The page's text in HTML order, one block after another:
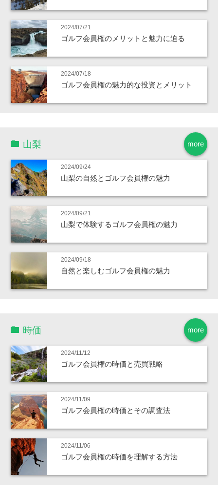
2024/07/21
ゴルフ会員権のメリットと魅力に迫る
2024/07/18
ゴルフ会員権の魅力的な投資とメリット
more
山梨
2024/09/24
山梨の自然とゴルフ会員権の魅力
2024/09/21
山梨で体験するゴルフ会員権の魅力
2024/09/18
自然と楽しむゴルフ会員権の魅力
more
時価
2024/11/12
ゴルフ会員権の時価と売買戦略
2024/11/09
ゴルフ会員権の時価とその調査法
2024/11/06
ゴルフ会員権の時価を理解する方法